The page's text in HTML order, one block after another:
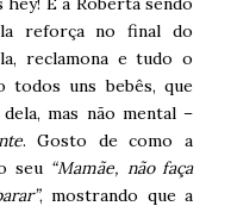
reforça no final do
reclamona e tudo o
todos uns bebês, que
mas não mental –
. Gosto de como a
seu “Mamãe, não faça
, mostrando que a